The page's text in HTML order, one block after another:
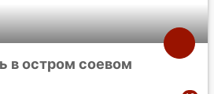
в остром соевом